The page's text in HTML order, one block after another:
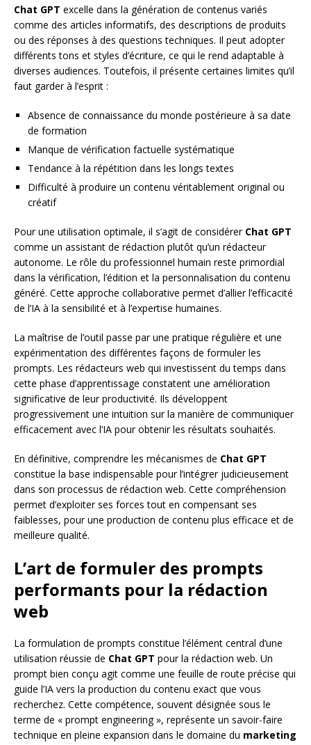
Chat GPT excelle dans la génération de contenus variés
comme des articles informatifs, des descriptions de produits
ou des réponses à des questions techniques. Il peut adopter
différents tons et styles d’écriture, ce qui le rend adaptable à
diverses audiences. Toutefois, il présente certaines limites qu’il
faut garder à l’esprit :
Absence de connaissance du monde postérieure à sa date
de formation
Manque de vérification factuelle systématique
Tendance à la répétition dans les longs textes
Difficulté à produire un contenu véritablement original ou
créatif
Pour une utilisation optimale, il s’agit de considérer Chat GPT
comme un assistant de rédaction plutôt qu’un rédacteur
autonome. Le rôle du professionnel humain reste primordial
dans la vérification, l’édition et la personnalisation du contenu
généré. Cette approche collaborative permet d’allier l’efficacité
de l’IA à la sensibilité et à l’expertise humaines.
La maîtrise de l’outil passe par une pratique régulière et une
expérimentation des différentes façons de formuler les
prompts. Les rédacteurs web qui investissent du temps dans
cette phase d’apprentissage constatent une amélioration
significative de leur productivité. Ils développent
progressivement une intuition sur la manière de communiquer
efficacement avec l’IA pour obtenir les résultats souhaités.
En définitive, comprendre les mécanismes de Chat GPT
constitue la base indispensable pour l’intégrer judicieusement
dans son processus de rédaction web. Cette compréhension
permet d’exploiter ses forces tout en compensant ses
faiblesses, pour une production de contenu plus efficace et de
meilleure qualité.
L’art de formuler des prompts
performants pour la rédaction
web
La formulation de prompts constitue l’élément central d’une
utilisation réussie de Chat GPT pour la rédaction web. Un
prompt bien conçu agit comme une feuille de route précise qui
guide l’IA vers la production du contenu exact que vous
recherchez. Cette compétence, souvent désignée sous le
terme de « prompt engineering », représente un savoir-faire
technique en pleine expansion dans le domaine du marketing